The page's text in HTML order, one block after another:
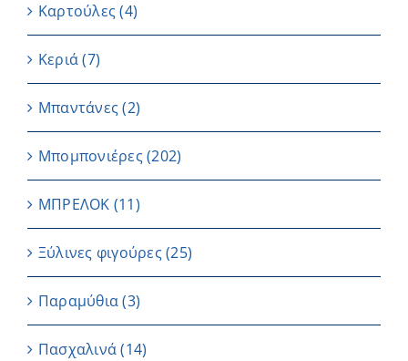
Καρτούλες (4)
Κεριά (7)
Μπαντάνες (2)
Μπομπονιέρες(202)
ΜΠΡΕΛΟΚ (11)
Ξύλινες φιγούρες(25)
Παραμύθια (3)
Πασχαλινά (14)